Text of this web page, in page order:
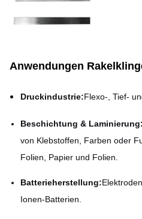
Anwendungen
Druckindustrie:Flexo-, Tief-
Beschichtung & Laminierung:
von Klebstoffen, Farben oder
Folien, Papier und Folien.
Batterieherstellung:
Ionen-Batterien.